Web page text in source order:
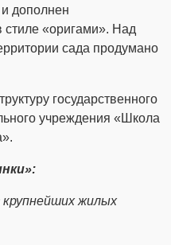
дополнен
«оригами». Над
сада продумано
государственного
учреждения «Школа
жилых